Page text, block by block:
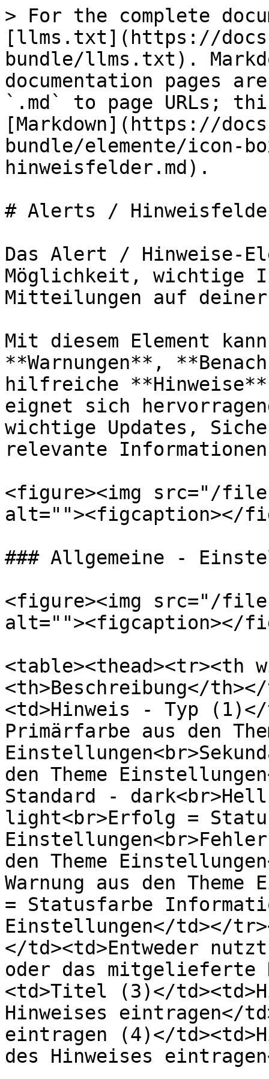
> For the complete
[llms.txt](https://
bundle/llms.txt).
documentation pages
`.md` to page URLs;
[Markdown](https://
bundle/elemente/icon-
hinweisfelder.md).
# Alerts /
Das Alert / Hinweise-
Möglichkeit, wichtige
Mitteilungen auf deiner
Mit diesem Element
**Warnungen**,
hilfreiche
eignet sich
wichtige Updates,
relevante Informationen
<figure><img src="/files/
alt=""><figcaption></
### Allgemeine -
<figure><img src="/files/
alt=""><figcaption></
<table><thead><tr><th
<th>Beschreibung</
<td>Hinweis - Typ
Primärfarbe aus den
den Theme
Standard -
light<br>Erfolg =
den Theme
Warnung aus den
= Statusfarbe
Einstellungen</td></
</td><td>Entweder
oder das mitgelieferte
<td>Titel (3)</
Hinweises eintragen</
eintragen (4)</